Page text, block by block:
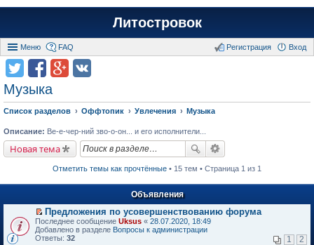
Литостровок
Меню FAQ Вход
Регистрация
Музыка
Список разделов Оффтопик Увлечения Музыка
Описание: Ве-е-чер-ний зво-о-он... и его исполнители...
Новая тема
Отметить темы как прочтённые • 15 тем • Страница 1 из 1
Объявления
П
е
р
Предложения по усовершенствованию форума
Последнее сообщение Uksus « 28.07.2020, 18:49
Добавлено в разделе Вопросы к администрации
Ответы: 32 1 2